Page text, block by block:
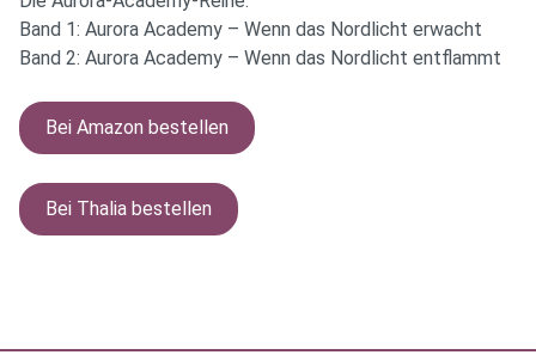
Band 1: Aurora Academy – Wenn das Nordlicht erwacht
Band 2: Aurora Academy – Wenn das Nordlicht entflammt
Bei Amazon bestellen
Bei Thalia bestellen